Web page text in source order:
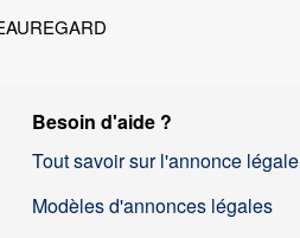
Besoin d'aide ?
Tout savoir sur l'annonce légale
Modèles d'annonces légales